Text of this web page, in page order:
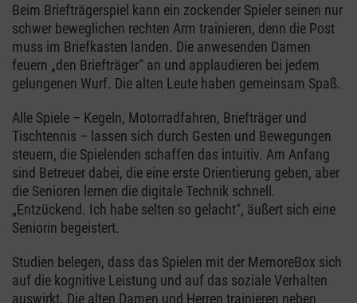
Beim Briefträgerspiel kann ein zockender Spieler seinen nur
schwer beweglichen rechten Arm trainieren, denn die Post
muss im Briefkasten landen. Die anwesenden Damen
feuern „den Briefträger“ an und applaudieren bei jedem
gelungenen Wurf. Die alten Leute haben gemeinsam Spaß.
Alle Spiele – Kegeln, Motorradfahren, Briefträger und
Tischtennis – lassen sich durch Gesten und Bewegungen
steuern, die Spielenden schaffen das intuitiv. Am Anfang
sind Betreuer dabei, die eine erste Orientierung geben, aber
die Senioren lernen die digitale Technik schnell.
„Entzückend. Ich habe selten so gelacht“, äußert sich eine
Seniorin begeistert.
Studien belegen, dass das Spielen mit der MemoreBox sich
auf die kognitive Leistung und auf das soziale Verhalten
auswirkt. Die alten Damen und Herren trainieren neben